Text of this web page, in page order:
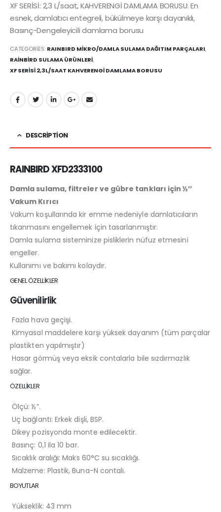
XF SERİSİ: 2,3 L/saat, KAHVERENGİ DAMLAMA BORUSU: En
esnek, damlatıcı entegreli, bükülmeye karşı dayanıklı,
Basınç-Dengeleyicili damlama borusu
CATEGORIES: RAINBIRD MİKRO/DAMLA SULAMA DAĞITIM PARÇALARI,
RAİNBİRD SULAMA ÜRÜNLERİ,
XF SERİSİ 2,3L/SAAT KAHVERENGİ DAMLAMA BORUSU
DESCRIPTION
RAINBIRD XFD2333100
Damla sulama, filtreler ve gübre tankları için ½’’
Vakum Kırıcı
Vakum koşullarında kir emme nedeniyle damlatıcıların
tıkanmasını engellemek için tasarlanmıştır.
Damla sulama sisteminize pisliklerin nüfuz etmesini
engeller.
Kullanımı ve bakımı kolaydır.
GENEL ÖZELLİKLER
Güvenilirlik
Fazla hava geçişi.
Kimyasal maddelere karşı yüksek dayanım (tüm parçalar
plastikten yapılmıştır)
Hasar görmüş veya eksik contalarla bile sızdırmazlık
sağlar.
ÖZELLİKLER
Ölçü: ½”.
Uç bağlantı: Erkek dişli, BSP.
Dikey pozisyonda monte edilecektir.
Basınç: 0,1 ila 10 bar.
Sıcaklık aralığı: Maks 60°C su sıcaklığı.
Malzeme: Plastik, Buna-N contalı.
BOYUTLAR
Yükseklik: 43 mm